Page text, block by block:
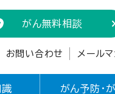
がん無料相談
お問い合わせ メール
がん予防・